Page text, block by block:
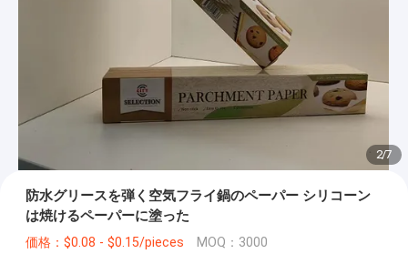
2/7
防水グリースを弾く空気フライ鍋のペーパー シリコーン
は焼けるペーパーに塗った
価格：$0.08 - $0.15/pieces MOQ：3000